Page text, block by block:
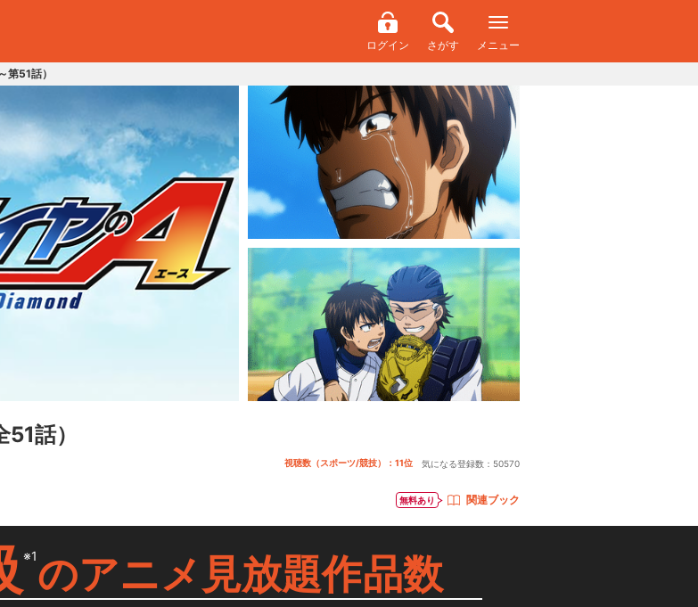
ログイン さがす メニュー
第51話）
51話）
視聴数（スポーツ/競技）：11位 気になる登録数： 50570
無料あり 関連ブック
※1のアニメ見放題作品数